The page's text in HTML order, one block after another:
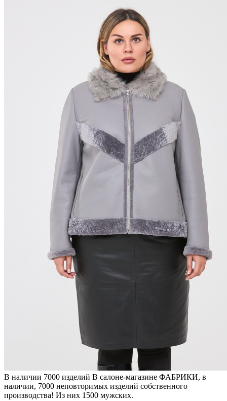
В наличии 7000 изделий В салоне-магазине ФАБРИКИ, в
наличии, 7000 неповторимых изделий собственного
производства! Из них 1500 мужских.